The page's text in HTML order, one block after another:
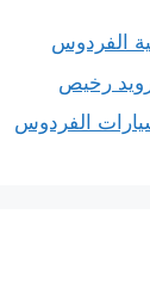
الفردوس
رخيص
الفردوس